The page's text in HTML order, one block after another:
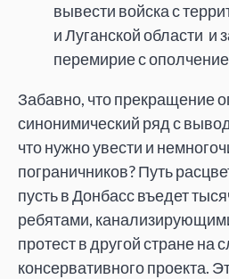
вывести войска с
и Луганской области и
перемирие с
Забавно, что прекращение
синонимический ряд с
что нужно увести и
пограничников? Путь
пусть в Донбасс въедет
ребятами,
протест в другой стране на
консервативного проекта.